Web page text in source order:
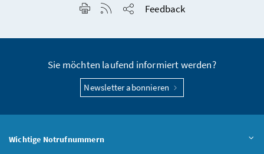
Seite drucken
RSS-Feed anzeigen
Feedback
Sie möchten laufend informiert werden?
Newsletter abonnieren
Wichtige Notrufnummern